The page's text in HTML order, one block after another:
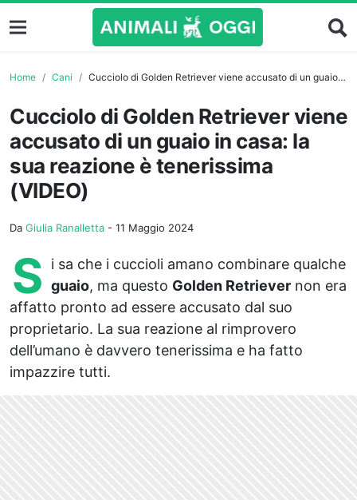
Home Cani Cucciolo di Golden Retriever viene accusato di un guaio in casa: la sua reazione è tenerissima (VIDEO)
Cucciolo di Golden Retriever viene
accusato di un guaio in casa: la
sua reazione è tenerissima
(VIDEO)
Da Giulia Ranalletta - 11 Maggio 2024
S
i sa che i cuccioli amano combinare qualche
guaio, ma questo Golden Retriever non era
affatto pronto ad essere accusato dal suo
proprietario. La sua reazione al rimprovero
dell’umano è davvero tenerissima e ha fatto
impazzire tutti.